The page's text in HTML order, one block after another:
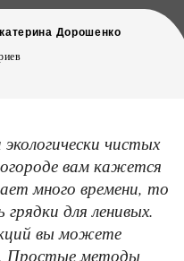
Дорошенко
чистых
вам кажется
много времени, то
для ленивых.
вы можете
Простые методы